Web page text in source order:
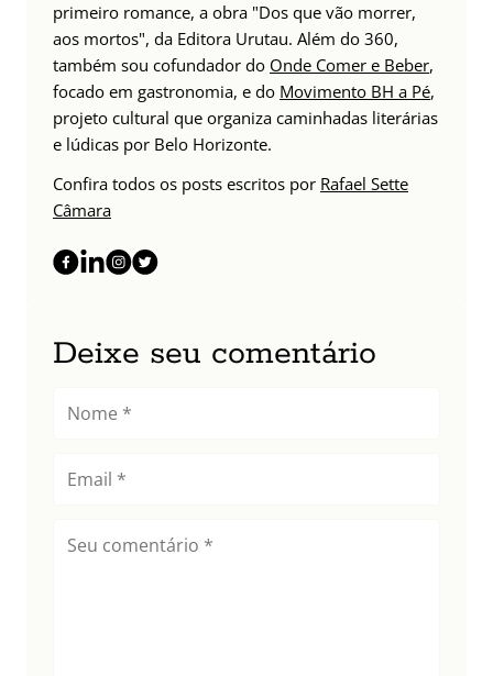
primeiro romance, a obra "Dos que vão morrer,
aos mortos", da Editora Urutau. Além do 360,
também sou cofundador do Onde Comer e Beber,
focado em gastronomia, e do Movimento BH a Pé,
projeto cultural que organiza caminhadas literárias
e lúdicas por Belo Horizonte.
Confira todos os posts escritos por Rafael Sette
Câmara
Deixe seu comentário